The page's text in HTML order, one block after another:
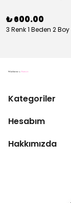
₺ 600.00
3 Renk 1 Beden 2 Boy
Kategoriler
Hesabım
Hakkımızda